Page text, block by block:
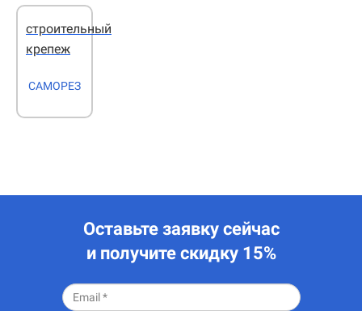
строительный
крепеж
САМОРЕЗ
Оставьте заявку сейчас
и получите скидку 15%